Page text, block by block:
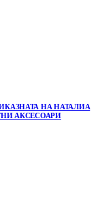
НА НАТАЛИА
АКСЕСОАРИ